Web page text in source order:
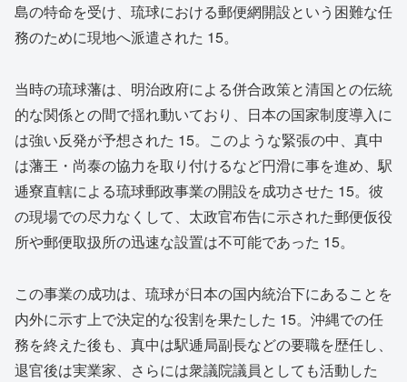
島の特命を受け、琉球における郵便網開設という困難な任
務のために現地へ派遣された 15。
当時の琉球藩は、明治政府による併合政策と清国との伝統
的な関係との間で揺れ動いており、日本の国家制度導入に
は強い反発が予想された 15。このような緊張の中、真中
は藩王・尚泰の協力を取り付けるなど円滑に事を進め、駅
逓寮直轄による琉球郵政事業の開設を成功させた 15。彼
の現場での尽力なくして、太政官布告に示された郵便仮役
所や郵便取扱所の迅速な設置は不可能であった 15。
この事業の成功は、琉球が日本の国内統治下にあることを
内外に示す上で決定的な役割を果たした 15。沖縄での任
務を終えた後も、真中は駅逓局副長などの要職を歴任し、
退官後は実業家、さらには衆議院議員としても活動した